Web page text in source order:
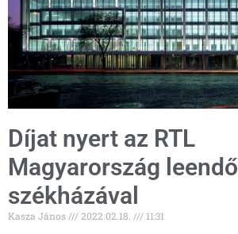
Díjat nyert az RTL
Magyarország leendő
székházával
Kasza János 2022.02.18. 11:31